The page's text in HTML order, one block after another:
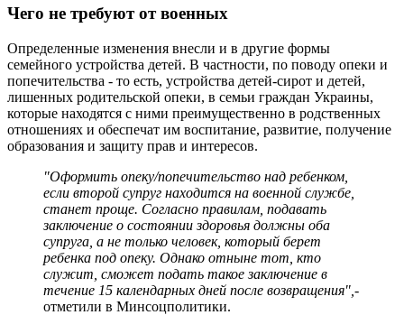
Чего не требуют от военных
Определенные изменения внесли и в другие формы
семейного устройства детей. В частности, по поводу опеки и
попечительства - то есть, устройства детей-сирот и детей,
лишенных родительской опеки, в семьи граждан Украины,
которые находятся с ними преимущественно в родственных
отношениях и обеспечат им воспитание, развитие, получение
образования и защиту прав и интересов.
"Оформить опеку/попечительство над ребенком,
если второй супруг находится на военной службе,
станет проще. Согласно правилам, подавать
заключение о состоянии здоровья должны оба
супруга, а не только человек, который берет
ребенка под опеку. Однако отныне тот, кто
служит, сможет подать такое заключение в
течение 15 календарных дней после возвращения", -
отметили в Минсоцполитики.